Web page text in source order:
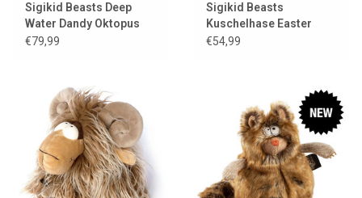
Sigikid Beasts Deep
Water Dandy Oktopus
€79,99
Sigikid Beasts
Kuschelhase Easter
Beaster / Beaststown
€54,99